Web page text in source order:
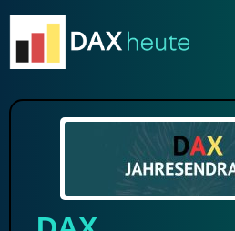
content